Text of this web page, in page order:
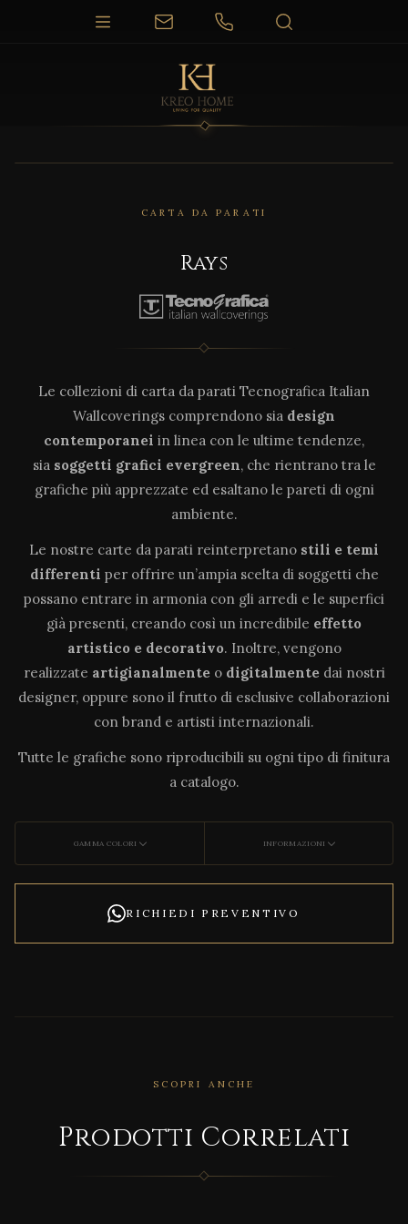
CARTA DA PARATI
Rays
Le collezioni di carta da parati Tecnografica Italian
Wallcoverings comprendono sia design
contemporanei in linea con le ultime tendenze,
sia soggetti grafici evergreen, che rientrano tra le
grafiche più apprezzate ed esaltano le pareti di ogni
ambiente.
Le nostre carte da parati reinterpretano stili e temi
differenti per offrire un’ampia scelta di soggetti che
possano entrare in armonia con gli arredi e le superfici
già presenti, creando così un incredibile effetto
artistico e decorativo. Inoltre, vengono
realizzate artigianalmenteo digitalmentedai nostri
designer, oppure sono il frutto di esclusive collaborazioni
con brand e artisti internazionali.
Tutte le grafiche sono riproducibili su ogni tipo di finitura
a catalogo.
GAMMA COLORI INFORMAZIONI
RICHIEDI PREVENTIVO
SCOPRI ANCHE
Prodotti Correlati
INSID